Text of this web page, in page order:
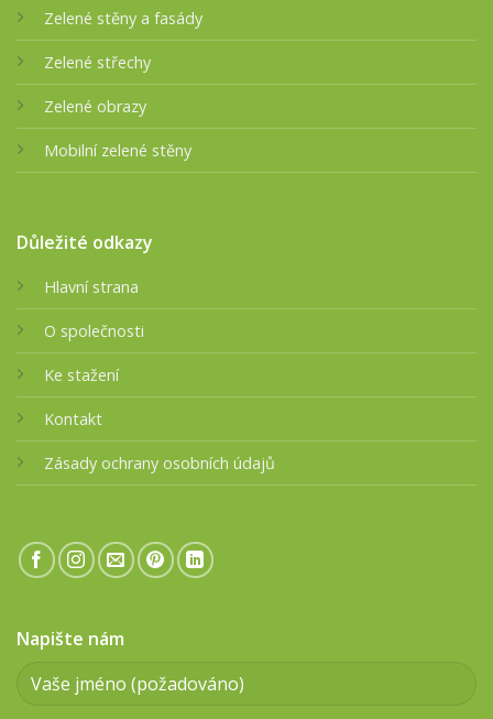
Zelené stěny a fasády
Zelené střechy
Zelené obrazy
Mobilní zelené stěny
Důležité odkazy
Hlavní strana
O společnosti
Ke stažení
Kontakt
Zásady ochrany osobních údajů
Napište nám